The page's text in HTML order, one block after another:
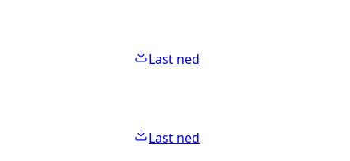
Last ned
Last ned